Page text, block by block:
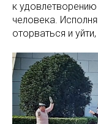
к
человека.
оторваться и